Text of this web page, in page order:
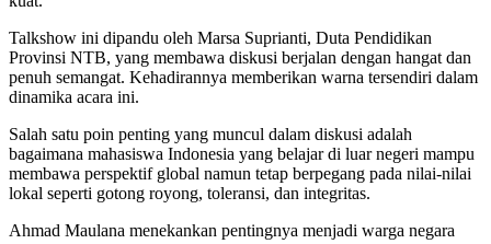
Talkshow ini dipandu oleh Marsa Suprianti, Duta Pendidikan
Provinsi NTB, yang membawa diskusi berjalan dengan hangat dan
penuh semangat. Kehadirannya memberikan warna tersendiri dalam
dinamika acara ini.
Salah satu poin penting yang muncul dalam diskusi adalah
bagaimana mahasiswa Indonesia yang belajar di luar negeri mampu
membawa perspektif global namun tetap berpegang pada nilai-nilai
lokal seperti gotong royong, toleransi, dan integritas.
Ahmad Maulana menekankan pentingnya menjadi warga negara